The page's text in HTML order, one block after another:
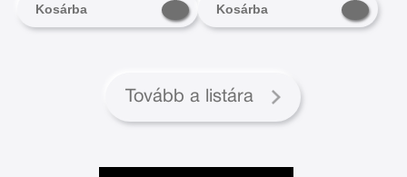
Kosárba Kosárba
Tovább a listára